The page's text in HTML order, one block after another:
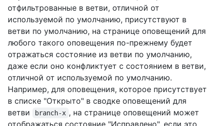
отфильтрованные в ветви, отличной от
используемой по умолчанию, присутствуют в
ветви по умолчанию, на странице оповещений для
любого такого оповещения по-прежнему будет
отражаться состояние из ветви по умолчанию,
даже если оно конфликтует с состоянием в ветви,
отличной от используемой по умолчанию.
Например, для оповещения, которое присутствует
в списке "Открыто" в сводке оповещений для
ветви
branch-x , на странице оповещений может
отображаться состояние "Исправлено", если это